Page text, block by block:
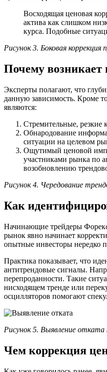
Восходящая ценовая
актива как слишком
курса. Подобные
Рисунок 3. Боковая коррекция
Почему
Эксперты полагают, что
данную зависимость. Кроме
являются:
Стремительные, резкие
Обнародование
ситуации на целевом
Ощутимый ценовой
участниками рынка по
возобновлению
Рисунок 4. Чередование
Как
Начинающие трейдеры
рынок явно начинает
опытные инвесторы нередко
Практика показывает, что
антитрендовые сигналы.
перепроданности. Такие
нисходящем тренде или
осцилляторов помогают
Рисунок 5. Выявление отката
Чем коррекция